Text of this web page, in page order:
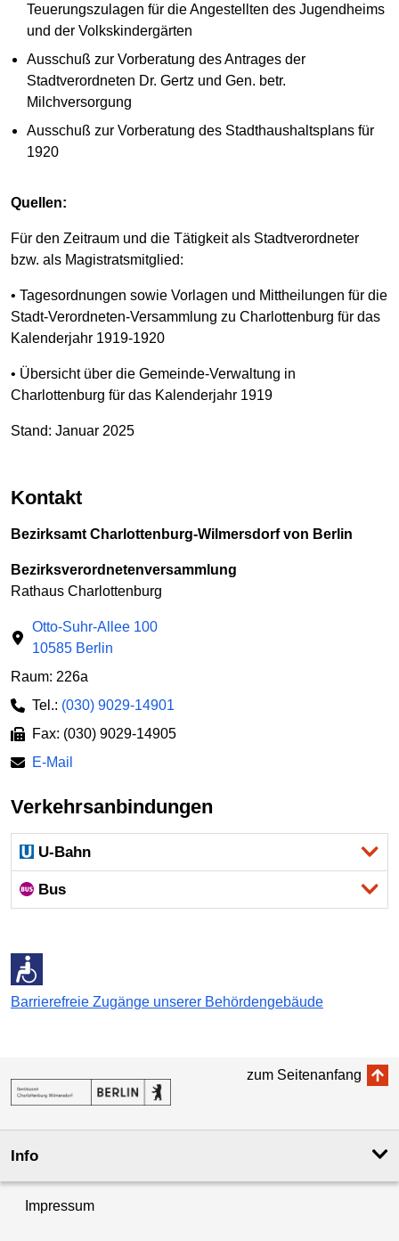
Teuerungszulagen für die Angestellten des Jugendheims
und der Volkskindergärten
Ausschuß zur Vorberatung des Antrages der
Stadtverordneten Dr. Gertz und Gen. betr.
Milchversorgung
Ausschuß zur Vorberatung des Stadthaushaltsplans für
1920
Quellen:
Für den Zeitraum und die Tätigkeit als Stadtverordneter
bzw. als Magistratsmitglied:
• Tagesordnungen sowie Vorlagen und Mittheilungen für die
Stadt-Verordneten-Versammlung zu Charlottenburg für das
Kalenderjahr 1919-1920
• Übersicht über die Gemeinde-Verwaltung in
Charlottenburg für das Kalenderjahr 1919
Stand: Januar 2025
Kontakt
Bezirksamt Charlottenburg-Wilmersdorf von Berlin
Bezirksverordnetenversammlung
Rathaus Charlottenburg
Otto-Suhr-Allee 100
10585 Berlin
Raum: 226a
Tel.: (030) 9029-14901
Fax: (030) 9029-14905
E-Mail
Verkehrsanbindungen
U-Bahn
Bus
Barrierefreie Zugänge unserer Behördengebäude
zum Seitenanfang
Info
Impressum